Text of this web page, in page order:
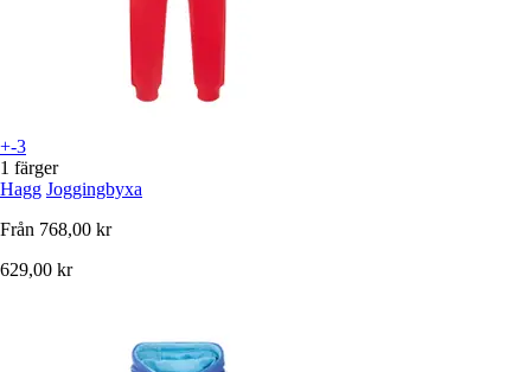
+-3
1 färger
Hagg Joggingbyxa
Från 768,00 kr
629,00 kr